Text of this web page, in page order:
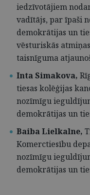
iedzīvotājiem
vadītājs, par īpaši
demokrātijas un
vēsturiskās
taisnīguma
Inta Simakova,
tiesas kolēģijas
nozīmīgu
demokrātijas un
Baiba Lielkalne,
Komerctiesību
nozīmīgu
demokrātijas un